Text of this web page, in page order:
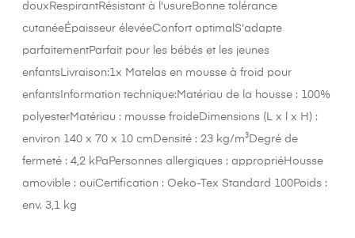
douxRespirantRésistant à l'usureBonne tolérance
cutanéeÉpaisseur élevéeConfort optimalS'adapte
parfaitementParfait pour les bébés et les jeunes
enfantsLivraison:1x Matelas en mousse à froid pour
enfantsInformation technique:Matériau de la housse : 100%
polyesterMatériau : mousse froideDimensions (L x l x H) :
environ 140 x 70 x 10 cmDensité : 23 kg/m³Degré de
fermeté : 4,2 kPaPersonnes allergiques : appropriéHousse
amovible : ouiCertification : Oeko-Tex Standard 100Poids :
env. 3,1 kg